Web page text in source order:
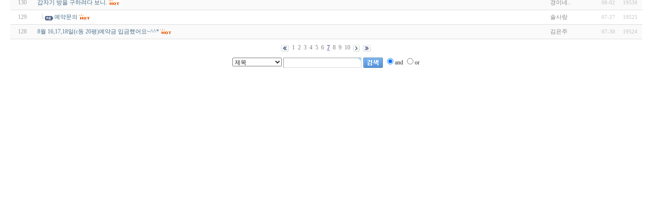
130 갑자기 방을 구하려다 보니. 경이네.. 08-02 19530
129 예약문의 솔사랑 07-27 19525
128 8월 16,17,18일(c동 20평)예약금 입금했어요~^^* 김은주 07-30 19524
1 2 3 4 5 6 7 8 9 10
and or